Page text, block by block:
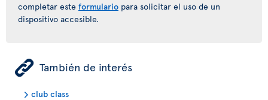
completar este formulario para solicitar el uso de un
dispositivo accesible.
ÿ También de interés
club class